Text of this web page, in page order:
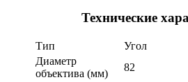
Технические
Тип
Угол
Диаметр
объектива (мм)
82